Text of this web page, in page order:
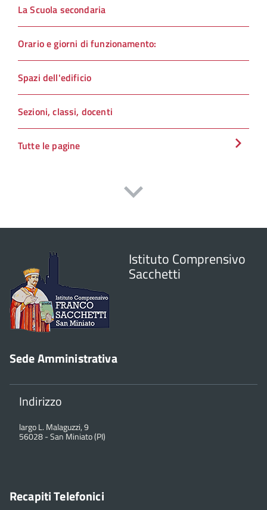
La Scuola secondaria
Orario e giorni di funzionamento:
Spazi dell'edificio
Sezioni, classi, docenti
Tutte le pagine
Istituto Comprensivo
Sacchetti
Sede Amministrativa
Indirizzo
largo L. Malaguzzi, 9
56028-San Miniato (PI)
Recapiti Telefonici